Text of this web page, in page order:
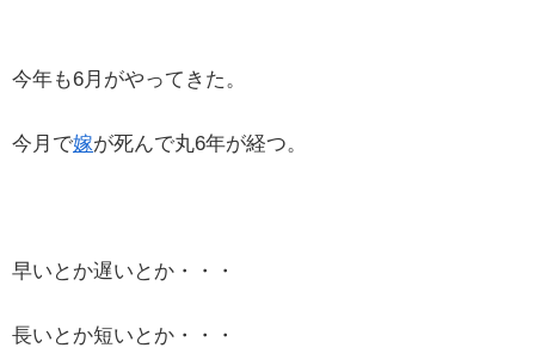
今年も6月がやってきた。
今月で嫁が死んで丸6年が経つ。
早いとか遅いとか・・・
長いとか短いとか・・・